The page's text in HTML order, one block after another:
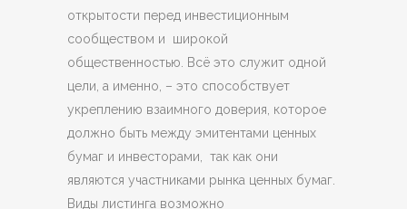
открытости перед инвестиционным
сообществом и широкой
общественностью. Всё это служит одной
цели, а именно, – это способствует
укреплению взаимного доверия, которое
должно быть между эмитентами ценных
бумаг и инвесторами, так как они
являются участниками рынка ценных бумаг.
Виды листинга возможно